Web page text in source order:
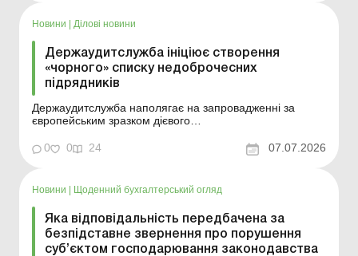
Новини Ділові новини
Держаудитслужба ініціює створення
«чорного» списку недоброчесних
підрядників
Держаудитслужба наполягає на запровадженні за
європейським зразком дієвого
підрядників, які порушували умови держконтрактів.
0 0 24 07.07.2026
Новини | Щоденний бухгалтерський огляд
Яка відповідальність передбачена за
безпідставне звернення про порушення
суб’єктом господарювання законодавства